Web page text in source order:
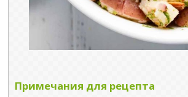
Примечания для рецепта